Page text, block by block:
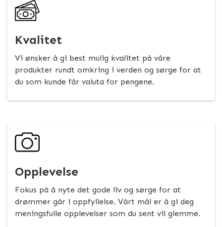
Kvalitet
Vi ønsker å gi best mulig kvalitet på våre
produkter rundt omkring i verden og sørge for at
du som kunde får valuta for pengene.
Opplevelse
Fokus på å nyte det gode liv og sørge for at
drømmer går i oppfyllelse. Vårt mål er å gi deg
meningsfulle opplevelser som du sent vil glemme.